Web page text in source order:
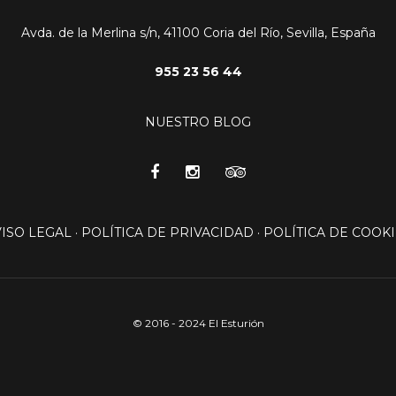
Avda. de la Merlina s/n, 41100 Coria del Río, Sevilla, España
955 23 56 44
NUESTRO BLOG
LEGAL· POLÍTICA DE PRIVACIDAD · POLÍTICA DE
© 2016 - 2024 El Esturión